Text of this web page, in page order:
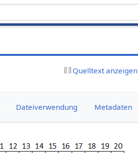
Quelltext anzeigen
Dateiverwendung Metadaten